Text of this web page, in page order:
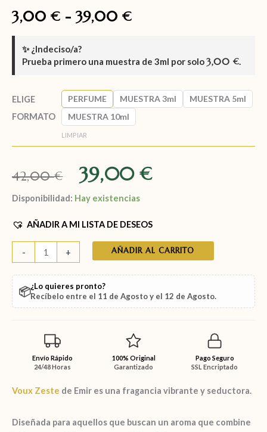
3,00 € - 39,00 €
✨ ¿Indeciso/a?
Prueba primero una muestra de 3ml por solo3,00 €
ELIGE
FORMATO
PERFUME MUESTRA 3ml
MUESTRA 5ml
MUESTRA 10ml
LIMPIAR
42,00€ 39,00€
Disponibilidad: Hay existencias
AÑADIR A MI LISTA DE DESEOS
- + AÑADIR AL CARRITO
📦¿Lo quieres pronto?
Recíbelo entre el 11 de Agostoy el 12 de Agosto.
Envío Rápido
24/48 Horas
100% Original
Garantizado
Pago Seguro
SSL Encriptado
Voux Zeste de Emir es una fragancia vibrante y seductora.
Diseñada para aquellos que buscan un aroma que combine